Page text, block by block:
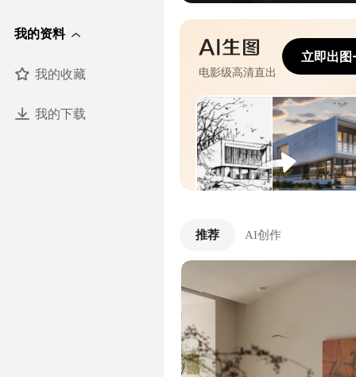
我的资料
我的收藏
我的下载
电影级高清直出
立即出图
推荐 AI创作